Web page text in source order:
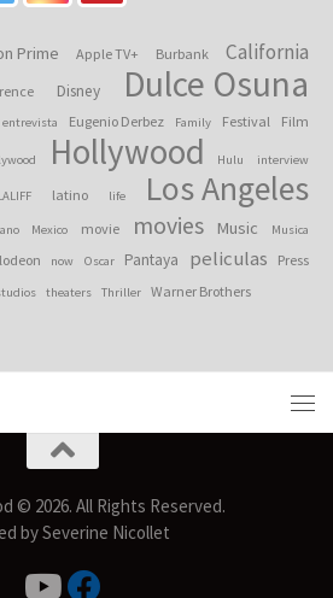
Prime Apple TV+ Burbank California
Disney Dulce Osuna
entrevista Eugenio Derbez Family Festival Film
Hollywood Hulu interview
latino life Los Angeles
Mexico movie movies Music Musica
now Oscar Pantaya peliculas Press
theaters Thriller Warner Brothers
© 2026. All Rights Reserved.
by Severine Nicollet